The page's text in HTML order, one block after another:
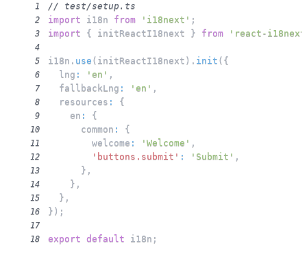
1 // test/setup.ts
2 import i18n from 'i18next' ;
3 import { initReactI18next } from 'react-
4
5
i18n . use ( initReactI18next ) . init ( {
6
  lng
: 'en' ,
7
  fallbackLng
: 'en' ,
8
  resources
: {
9
    en
: {
10
      common
: {
11
        welcome
: 'Welcome' ,
12 'buttons.submit' : 'Submit' ,
13 } ,
14 } ,
15 } ,
16 } ) ;
17
18
export default i18n ;